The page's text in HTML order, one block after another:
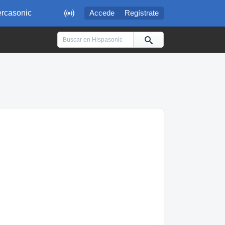
 Accede Regístrate